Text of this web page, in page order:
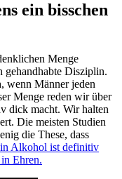
ein bisschen
Menge
gehandhabte Disziplin.
wenn Männer jeden
Menge reden wir über
dick macht. Wir halten
Die meisten Studien
die These, dass
Alkohol ist definitiv
Ehren.